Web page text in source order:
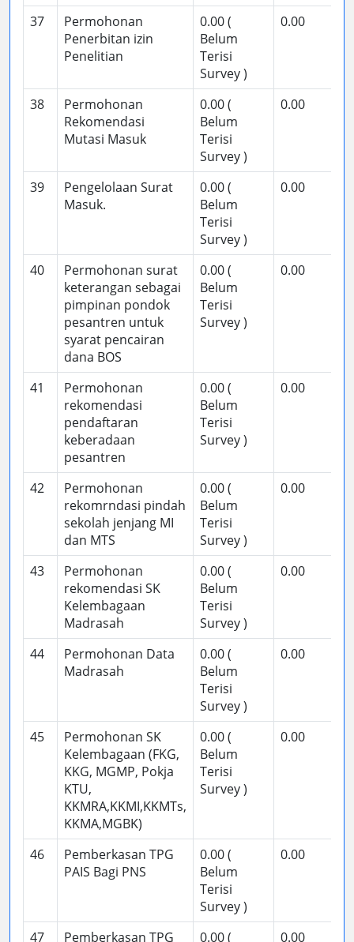
37
Permohonan
Penerbitan izin
Penelitian
0.00 (
Belum
Terisi
Survey )
0.00
38
Permohonan
Rekomendasi
Mutasi Masuk
0.00 (
Belum
Terisi
Survey )
0.00
39
Pengelolaan Surat
Masuk.
0.00 (
Belum
Terisi
Survey )
0.00
40
Permohonan surat
keterangan sebagai
pimpinan pondok
pesantren untuk
syarat pencairan
dana BOS
0.00 (
Belum
Terisi
Survey )
0.00
41
Permohonan
rekomendasi
pendaftaran
keberadaan
pesantren
0.00 (
Belum
Terisi
Survey )
0.00
42
Permohonan
rekomrndasi pindah
sekolah jenjang MI
dan MTS
0.00 (
Belum
Terisi
Survey )
0.00
43
Permohonan
rekomendasi SK
Kelembagaan
Madrasah
0.00 (
Belum
Terisi
Survey )
0.00
44
Permohonan Data
Madrasah
0.00 (
Belum
Terisi
Survey )
0.00
45
Permohonan SK
Kelembagaan (FKG,
KKG, MGMP, Pokja
KTU,
KKMRA,KKMI,KKMTs,
KKMA,MGBK)
0.00 (
Belum
Terisi
Survey )
0.00
46
Pemberkasan TPG
PAIS Bagi PNS
0.00 (
Belum
Terisi
Survey )
0.00
47 Pemberkasan TPG 0.00 ( 0.00